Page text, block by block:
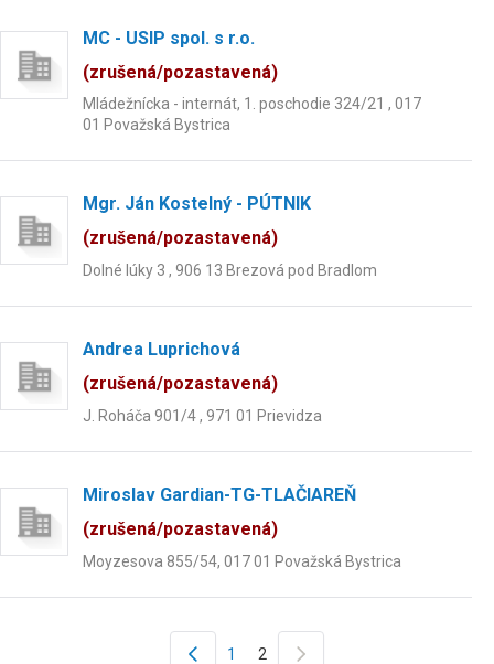
MC - USIP spol. s r.o.
(zrušená/pozastavená)
Mládežnícka - internát, 1. poschodie 324/21 , 017
01 Považská Bystrica
Mgr. Ján Kostelný - PÚTNIK
(zrušená/pozastavená)
Dolné lúky 3 , 906 13 Brezová pod Bradlom
Andrea Luprichová
(zrušená/pozastavená)
J. Roháča 901/4 , 971 01 Prievidza
Miroslav Gardian-TG-TLAČIAREŇ
(zrušená/pozastavená)
Moyzesova 855/54, 017 01 Považská Bystrica
1 2